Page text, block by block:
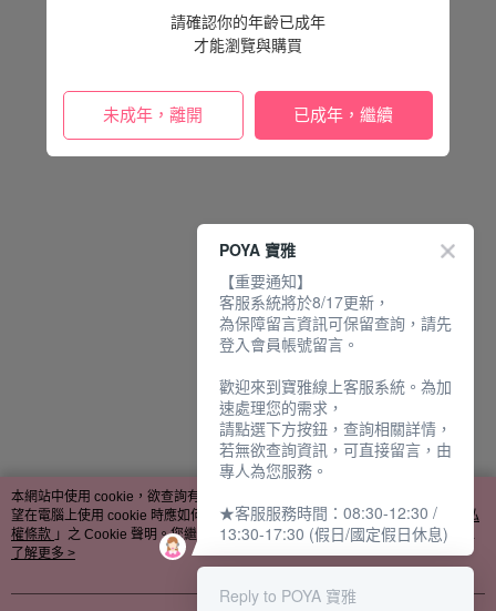
請確認你的年齡已成年
才能瀏覽與購買
未成年，離開 已成年，繼續
本網站中使用 cookie，欲查詢有關本網站使用 cookie 方式之詳情，及若您不希
望在電腦上使用 cookie 時應如何變更電腦的 cookie 設定，請參閱本網站「
隱私
權條款 」之 Cookie 聲明。您繼續使用本網站即表示您同意本公司得按本網站使
用條款之 Cookie 聲明使用 cookie。
了解更多 >
POYA 寶雅
【重要通知】
客服系統將於8/17更新，
為保障留言資訊可保留查詢，請先
登入會員帳號留言。
歡迎來到寶雅線上客服系統。為加
速處理您的需求，
請點選下方按鈕，查詢相關詳情，
若無欲查詢資訊，可直接留言，由
專人為您服務。
★客服服務時間：08:30-12:30 /
13:30-17:30 (假日/國定假日休息)
Reply to POYA 寶雅